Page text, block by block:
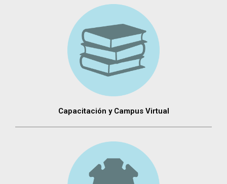
Capacitación y Campus Virtual